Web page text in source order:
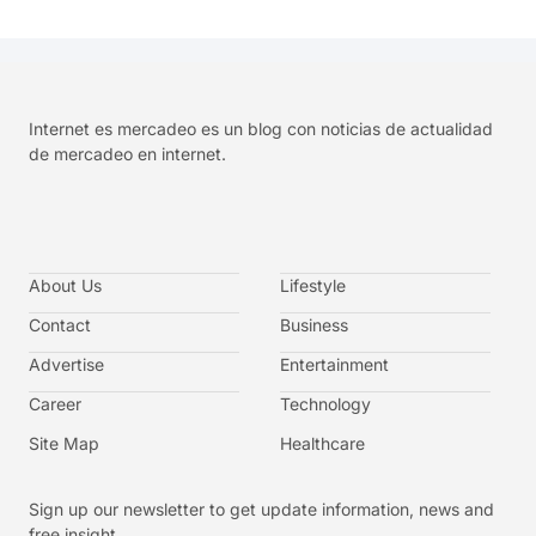
Internet es mercadeo es un blog con noticias de actualidad
de mercadeo en internet.
About Us
Contact
Advertise
Career
Site Map
Lifestyle
Business
Entertainment
Technology
Healthcare
Sign up our newsletter to get update information, news and